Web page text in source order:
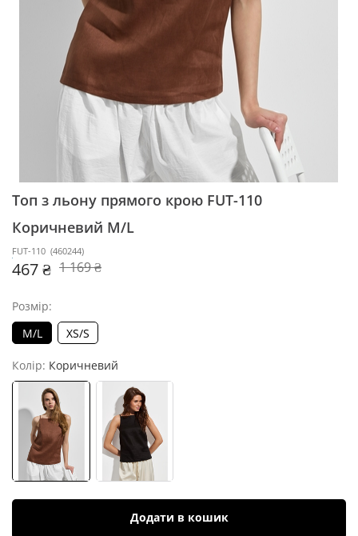
Топ з льону прямого крою FUT-110
Коричневий M/L
FUT-110 (460244)
467 ₴ 1 169 ₴
Розмір:
M/L
XS/S
Колір: Коричневий
Додати в кошик